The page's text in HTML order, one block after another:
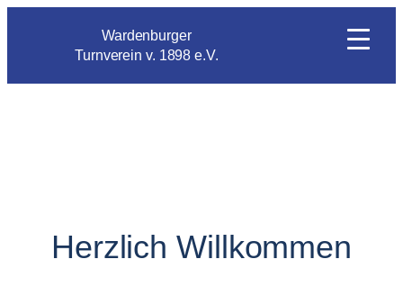
Wardenburger
Turnverein v. 1898 e.V.
Herzlich Willkommen